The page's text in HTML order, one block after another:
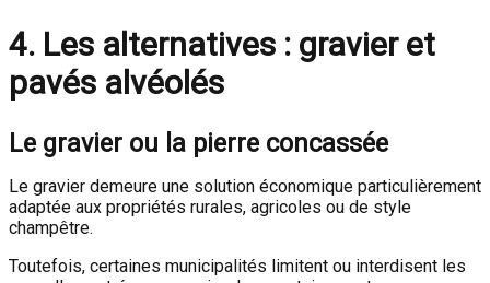
4. Les alternatives : gravier et
pavés alvéolés
Le gravier ou la pierre concassée
Le gravier demeure une solution économique particulièrement
adaptée aux propriétés rurales, agricoles ou de style
champêtre.
Toutefois, certaines municipalités limitent ou interdisent les